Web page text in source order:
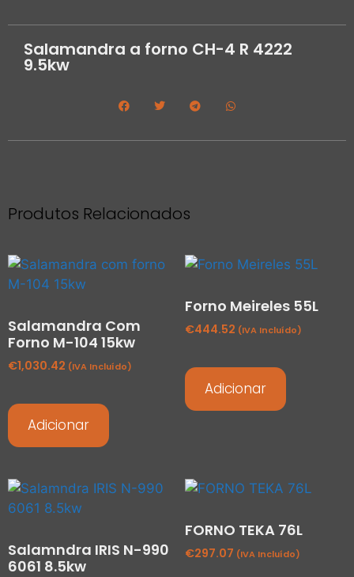
Salamandra a forno CH-4 R 4222
9.5kw
Produtos Relacionados
Salamandra Com
Forno M-104 15kw
€1,030.42 (IVA Incluído)
Adicionar
Forno Meireles 55L
€444.52 (IVA Incluído)
Adicionar
Salamndra IRIS N-990
6061 8.5kw
FORNO TEKA 76L
€297.07 (IVA Incluído)